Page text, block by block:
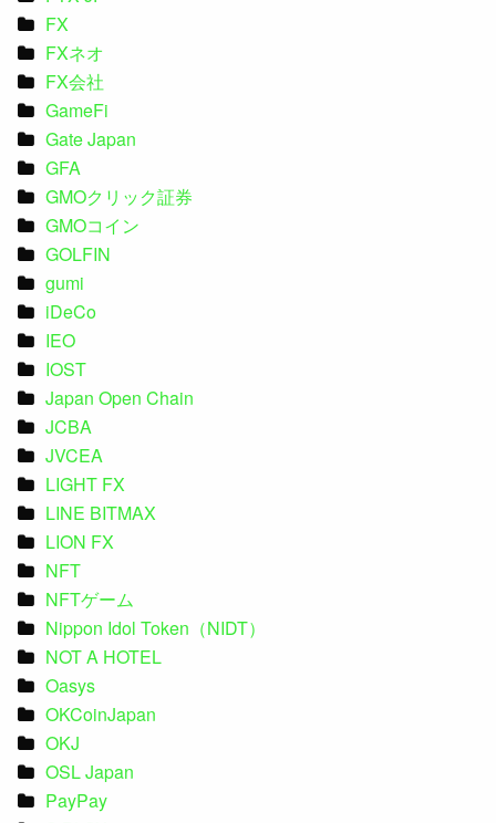
FX
FXネオ
FX会社
GameFi
Gate Japan
GFA
GMOクリック証券
GMOコイン
GOLFIN
gumi
iDeCo
IEO
IOST
Japan Open Chain
JCBA
JVCEA
LIGHT FX
LINE BITMAX
LION FX
NFT
NFTゲーム
Nippon Idol Token（NIDT）
NOT A HOTEL
Oasys
OKCoinJapan
OKJ
OSL Japan
PayPay